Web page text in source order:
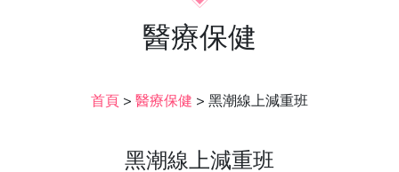
醫療保健
首頁 > 醫療保健 > 黑潮線上減重班
黑潮線上減重班